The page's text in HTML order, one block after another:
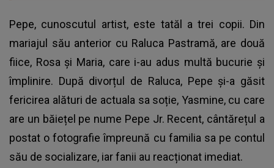
Pepe, cunoscutul artist, este tatăl a trei copii. Din
mariajul său anterior cu Raluca Pastramă, are două
fiice, Rosa și Maria, care i-au adus multă bucurie și
împlinire. După divorțul de Raluca, Pepe și-a găsit
fericirea alături de actuala sa soție, Yasmine, cu care
are un băiețel pe nume Pepe Jr. Recent, cântărețul a
postat o fotografie împreună cu familia sa pe contul
său de socializare, iar fanii au reacționat imediat.